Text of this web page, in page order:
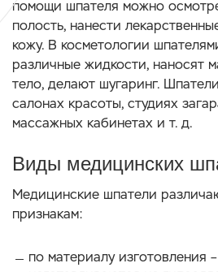
помощи шпателя можно
полость, нанести
кожу. В косметологии
различные жидкости, наносят
тело, делают шугаринг.
салонах красоты, студиях
массажных кабинетах и т. д.
Виды медицинских
Медицинские шпатели
признакам:
по материалу изготовления